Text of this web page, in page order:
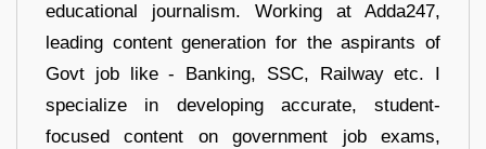
educational journalism. Working at Adda247,
leading content generation for the aspirants of
Govt job like - Banking, SSC, Railway etc. I
specialize in developing accurate, student-
focused content on government job exams,